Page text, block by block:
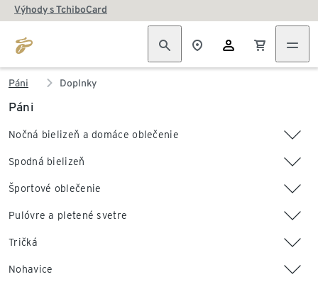
Výhody s TchiboCard
Páni Doplnky
Páni
Nočná bielizeň a domáce oblečenie
Spodná bielizeň
Športové oblečenie
Pulóvre a pletené svetre
Tričká
Nohavice